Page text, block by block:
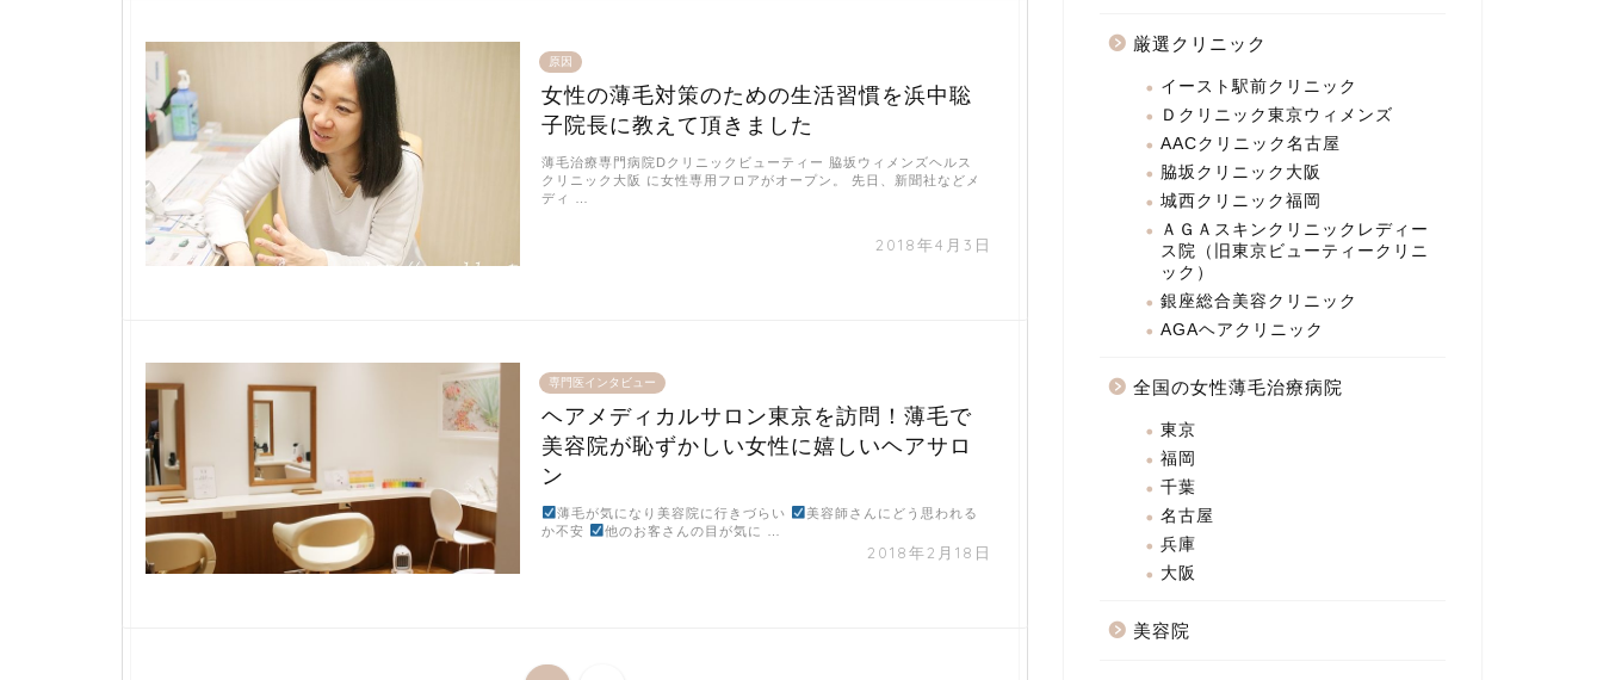
原因
女性の薄毛対策のための生活習慣を浜中聡
子院長に教えて頂きました
2018年4月3日
薄毛治療専門病院Dクリニックビューティー 脇坂ウィメンズヘルス
クリニック大阪 に女性専用フロアがオープン。 先日、新聞社などメ
ディ …
専門医インタビュー
ヘアメディカルサロン東京を訪問！薄毛で
美容院が恥ずかしい女性に嬉しいヘアサロ
ン
2018年2月18日
薄毛が気になり美容院に行きづらい
美容師さんにどう思われる
か不安
他のお客さんの目が気に …
厳選クリニック
イースト駅前クリニック
Ｄクリニック東京ウィメンズ
AACクリニック名古屋
脇坂クリニック大阪
城西クリニック福岡
ＡＧＡスキンクリニックレディー
ス院（旧東京ビューティークリニ
ック）
銀座総合美容クリニック
AGAヘアクリニック
全国の女性薄毛治療病院
東京
福岡
千葉
名古屋
兵庫
大阪
美容院